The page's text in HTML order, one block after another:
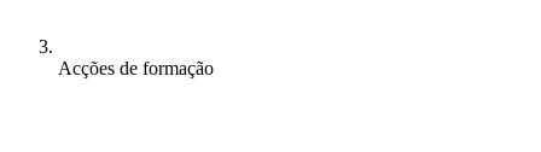
Acções de formação